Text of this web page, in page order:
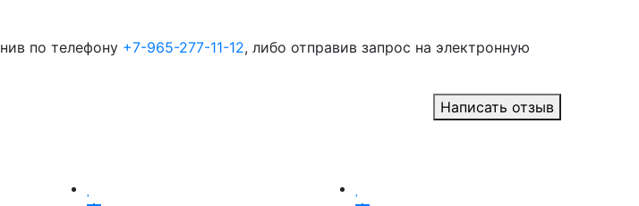
по телефону +7-965-277-11-12, либо отправив запрос на электронную
Написать отзыв